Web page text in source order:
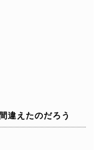
違えたのだろう